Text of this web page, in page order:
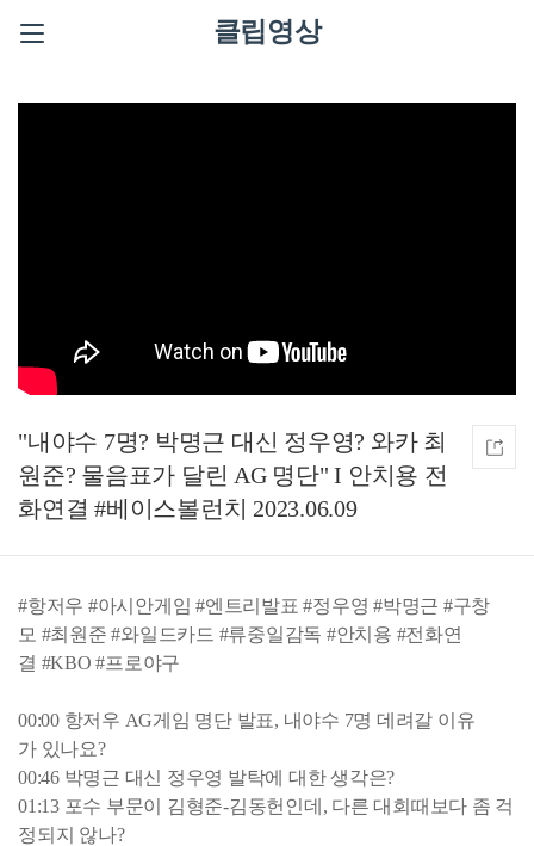
클립영상
"내야수 7명? 박명근 대신 정우영? 와카 최
원준? 물음표가 달린 AG 명단" I 안치용 전
화연결 #베이스볼런치 2023.06.09
#항저우 #아시안게임 #엔트리발표 #정우영 #박명근 #구창
모 #최원준 #와일드카드 #류중일감독 #안치용 #전화연
결 #KBO #프로야구
00:00 항저우 AG게임 명단 발표, 내야수 7명 데려갈 이유
가 있나요?
00:46 박명근 대신 정우영 발탁에 대한 생각은?
01:13 포수 부문이 김형준-김동헌인데, 다른 대회때보다 좀 걱
정되지 않나?